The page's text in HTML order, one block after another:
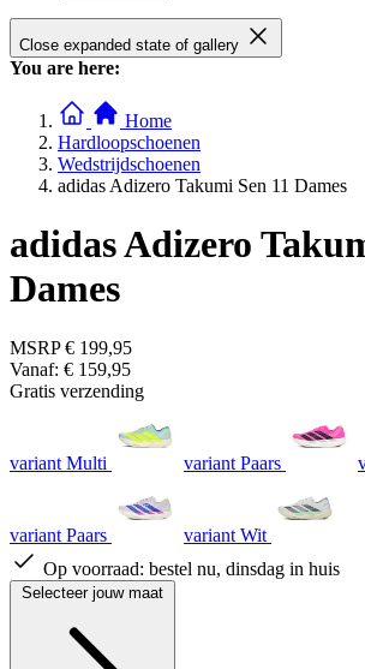
Close expanded state of gallery
You are here:
Home
Hardloopschoenen
Wedstrijdschoenen
adidas Adizero Takumi Sen 11 Dames
adidas Adizero
Dames
MSRP € 199,95
Vanaf: € 159,95
Gratis verzending
variant Multi variant Paars
variant Paars
variant Wit
Op voorraad: bestel nu, dinsdag in huis
Selecteer jouw maat